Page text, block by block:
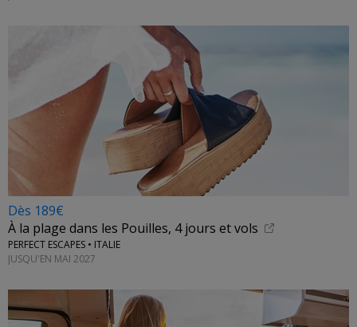
Dès 189€
À la plage dans les Pouilles, 4 jours et vols
PERFECT ESCAPES • ITALIE
JUSQU'EN MAI 2027